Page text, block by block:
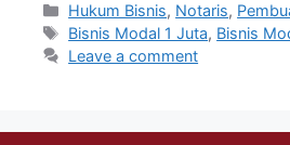
Hukum Bisnis, Notaris,
Bisnis Modal 1 Juta, Bisnis
Leave a comment